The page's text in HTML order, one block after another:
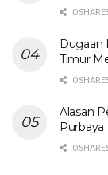
0
Dugaan
Timur
0
Alasan
0